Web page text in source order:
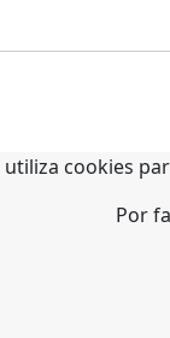
utiliza cookies
Por